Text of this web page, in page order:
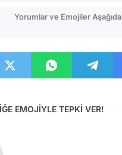
Yorumlar ve Emojiler Aşağıda
EMOJİYLE TEPKİ VER!